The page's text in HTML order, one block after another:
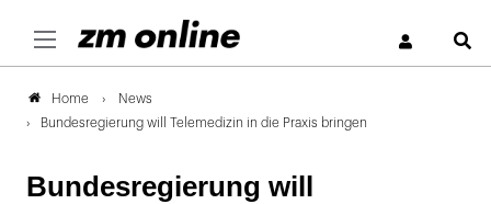
Home
News
Bundesregierung will Telemedizin in die Praxis bringen
Bundesregierung will